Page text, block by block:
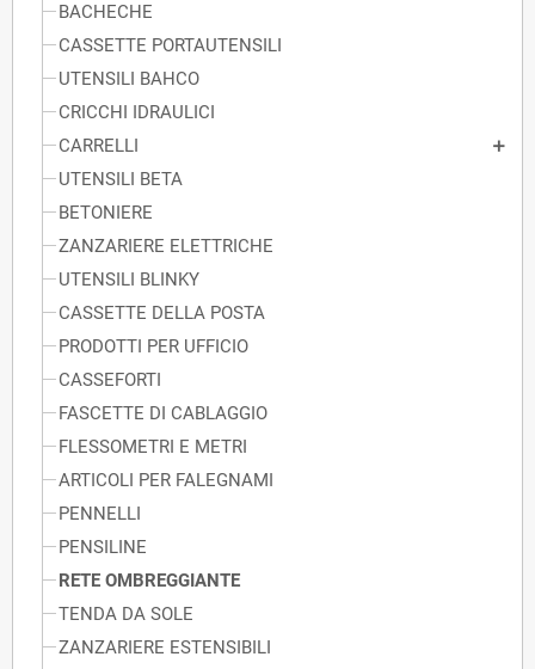
BACHECHE
CASSETTE PORTAUTENSILI
UTENSILI BAHCO
CRICCHI IDRAULICI
CARRELLI
UTENSILI BETA
BETONIERE
ZANZARIERE ELETTRICHE
UTENSILI BLINKY
CASSETTE DELLA POSTA
PRODOTTI PER UFFICIO
CASSEFORTI
FASCETTE DI CABLAGGIO
FLESSOMETRI E METRI
ARTICOLI PER FALEGNAMI
PENNELLI
PENSILINE
RETE OMBREGGIANTE
TENDA DA SOLE
ZANZARIERE ESTENSIBILI